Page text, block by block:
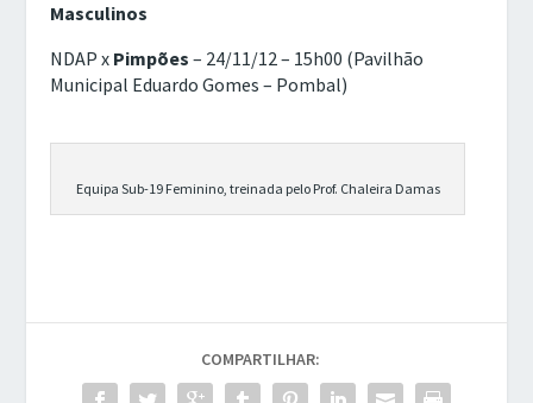
Masculinos
NDAP x Pimpões – 24/11/12 – 15h00 (Pavilhão
Municipal Eduardo Gomes – Pombal)
Equipa Sub-19 Feminino, treinada pelo Prof. Chaleira Damas
COMPARTILHAR: